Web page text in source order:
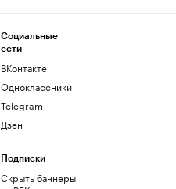
Социальные
сети
ВКонтакте
Одноклассники
Telegram
Дзен
Подписки
Скрыть баннеры